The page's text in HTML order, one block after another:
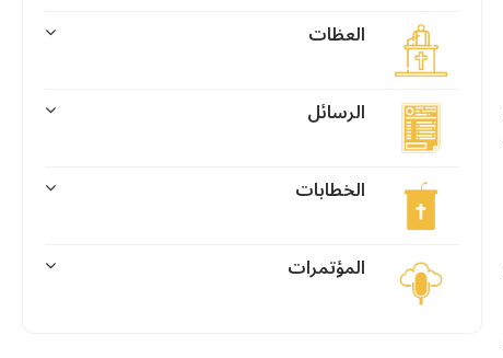
العظات
الرسائل
الخطابات
المؤتمرات